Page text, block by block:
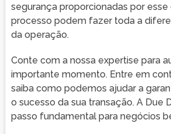
segurança proporcionadas por esse
processo podem fazer toda a
da operação.
Conte com a nossa expertise para
importante momento. Entre em
saiba como podemos ajudar a
o sucesso da sua transação. A Due
passo fundamental para negócios